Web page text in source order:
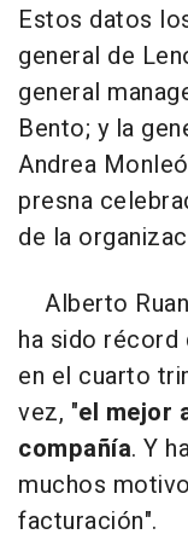
Estos datos
general de
general
Bento; y la
Andrea
presna
de la
Alberto
ha sido
en el cuarto
vez, "el mejor
compañía. Y
muchos
facturación".